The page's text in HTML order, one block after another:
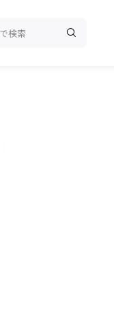
ビューティ 100均・